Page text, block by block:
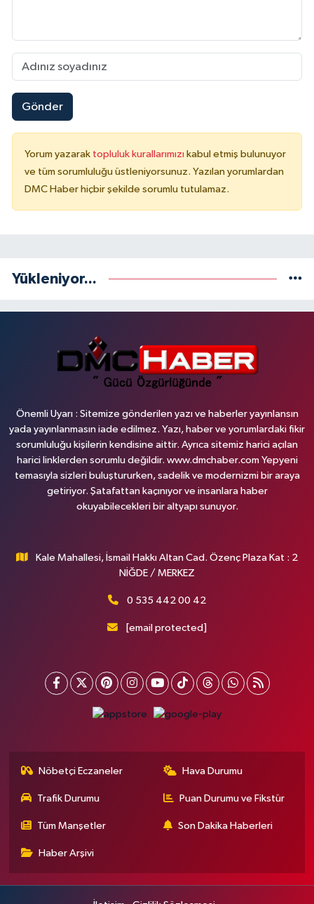
Gönder
Yorum yazarak topluluk kurallarımızı kabul etmiş bulunuyor
ve tüm sorumluluğu üstleniyorsunuz. Yazılan yorumlardan
DMC Haber hiçbir şekilde sorumlu tutulamaz.
Yükleniyor...
Önemli Uyarı : Sitemize gönderilen yazı ve haberler yayınlansın
yada yayınlanmasın iade edilmez. Yazı, haber ve yorumlardaki fikir
sorumluluğu kişilerin kendisine aittir. Ayrıca sitemiz harici açılan
harici linklerden sorumlu değildir. www.dmchaber.com Yepyeni
temasıyla sizleri buluştururken, sadelik ve modernizmi bir araya
getiriyor. Şatafattan kaçınıyor ve insanlara haber
okuyabilecekleri bir altyapı sunuyor.
Kale Mahallesi, İsmail Hakkı Altan Cad. Özenç Plaza Kat : 2
NİĞDE / MERKEZ
0 535 442 00 42
[email protected]
Nöbetçi Eczaneler Hava Durumu
Trafik Durumu Puan Durumu ve Fikstür
Tüm Manşetler Son Dakika Haberleri
Haber Arşivi